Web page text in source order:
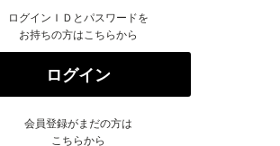
ログインＩＤとパスワードを
お持ちの方はこちらから
ログイン
会員登録がまだの方は
こちらから